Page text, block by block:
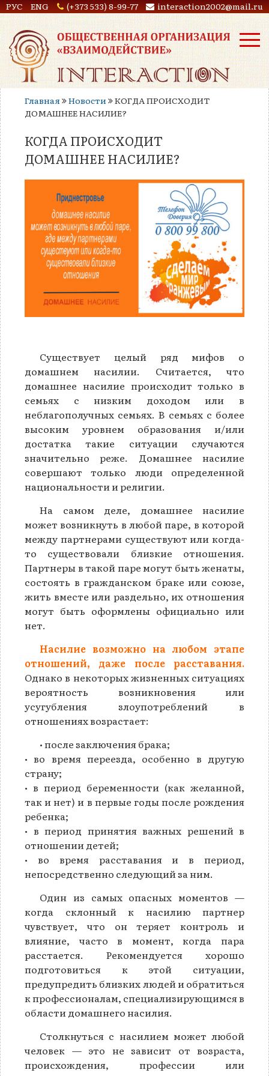
РУС ENG (+373 533) 8-99-77 interaction2002@mail.ru
Главная Новости
КОГДА ПРОИСХОДИТ
ДОМАШНЕЕ НАСИЛИЕ?
КОГДА ПРОИСХОДИТ
ДОМАШНЕЕ НАСИЛИЕ?
Существует целый ряд мифов о
домашнем насилии. Считается, что
домашнее насилие происходит только в
семьях с низким доходом или в
неблагополучных семьях. В семьях с более
высоким уровнем образования и/или
достатка такие ситуации случаются
значительно реже. Домашнее насилие
совершают только люди определенной
национальности и религии.
На самом деле, домашнее насилие
может возникнуть в любой паре, в которой
между партнерами существуют или когда-
то существовали близкие отношения.
Партнеры в такой паре могут быть женаты,
состоять в гражданском браке или союзе,
жить вместе или раздельно, их отношения
могут быть оформлены официально или
нет.
Насилие возможно на любом этапе
отношений, даже после расставания.
Однако в некоторых жизненных ситуациях
вероятность возникновения или
усугубления злоупотреблений в
отношениях возрастает:
• после заключения брака;
• во время переезда, особенно в другую
страну;
• в период беременности (как желанной,
так и нет) и в первые годы после рождения
ребенка;
• в период принятия важных решений в
отношении детей;
• во время расставания и в период,
непосредственно следующий за ним.
Один из самых опасных моментов —
когда склонный к насилию партнер
чувствует, что он теряет контроль и
влияние, часто в момент, когда пара
расстается. Рекомендуется хорошо
подготовиться к этой ситуации,
предупредить близких людей и обратиться
к профессионалам, специализирующимся в
области домашнего насилия.
Столкнуться с насилием может любой
человек — это не зависит от возраста,
происхождения, профессии или